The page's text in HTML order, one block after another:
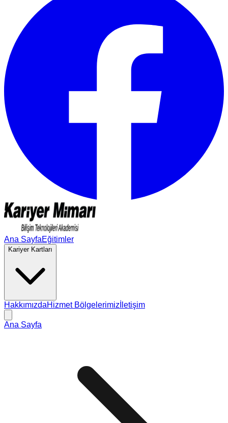
Ana SayfaEğitimler
Kariyer Kartları
HakkımızdaHizmet Bölgelerimiz İletişim
Ana Sayfa